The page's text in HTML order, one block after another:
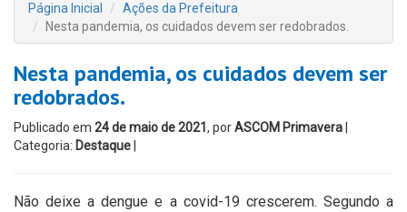
Página Inicial
Ações da Prefeitura
Nesta pandemia, os cuidados devem ser redobrados.
Nesta pandemia, os cuidados devem ser
redobrados.
Publicado em 24 de maio de 2021 , porASCOM Primavera
Categoria: Destaque
Não deixe a dengue e a covid-19 crescerem. Segundo a